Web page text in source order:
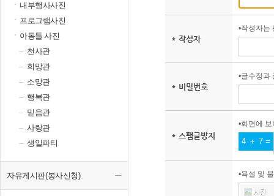
내부행사사진
프로그램사진
아동들 사진
천사관
희망관
소망관
행복관
믿음관
사랑관
생일파티
자유게시판(봉사신청)
* 작성자
•작성자는
* 비밀번호
•글수정과
* 스팸글방지
•화면에
4 ＋ 7 =
•욕설 및